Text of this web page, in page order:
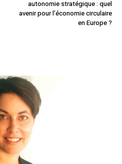
autonomie stratégique : quel
avenir pour l’économie circulaire
en Europe ?